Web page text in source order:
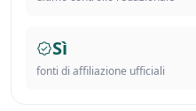
Sì
fonti di affiliazione ufficiali